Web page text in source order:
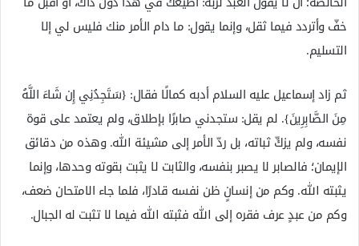
خفّ وأتردد فيما ثقل، وإنما يقول: ما دام الأمر منك فليس لي إلا
التسليم.
ثم زاد إسماعيل عليه السلام أدبه كمالًا فقال: {سَتَجِدُنِي إِن شَاءَ اللَّهُ
مِنَ الصَّابِرِينَ}. لم يقل: ستجدني صابرًا بإطلاق، ولم يعتمد على قوة
نفسه، ولم يزكِّ ثباته، بل ردّ الأمر إلى مشيئة الله. وهذه من دقائق
الإيمان؛ فالصابر لا يصبر بنفسه، والثابت لا يثبت بقوته وحدها، وإنما
يثبته الله. وكم من إنسانٍ ظن نفسه قادرًا، فلما جاء الامتحان ضعف،
وكم من عبدٍ عرف فقره إلى الله فثبته الله فيما لا تثبت له الجبال.